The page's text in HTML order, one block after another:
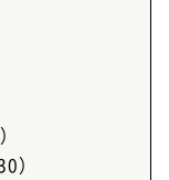
）